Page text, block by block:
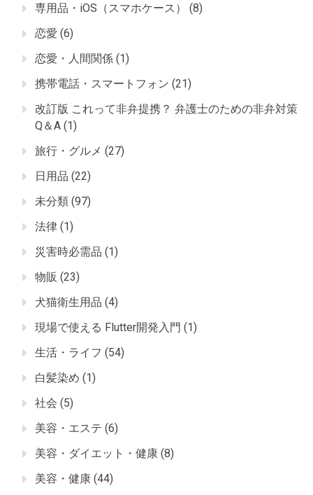
専用品・iOS（スマホケース）
(8)
恋愛 (6)
恋愛・人間関係 (1)
携帯電話・スマートフォン (21)
改訂版 これって非弁提携？ 弁護士のための非弁対策
Q＆A (1)
旅行・グルメ (27)
日用品 (22)
未分類 (97)
法律 (1)
災害時必需品 (1)
物販 (23)
犬猫衛生用品 (4)
現場で使える Flutter開発入門 (1)
生活・ライフ (54)
白髪染め (1)
社会 (5)
美容・エステ (6)
美容・ダイエット・健康 (8)
美容・健康 (44)